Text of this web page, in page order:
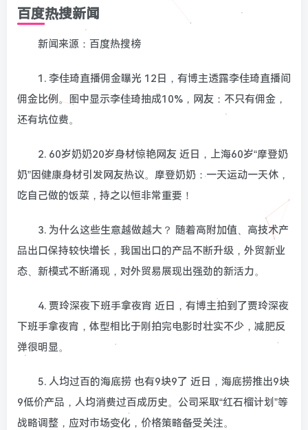
百度热搜新闻
新闻来源：百度热搜榜
1. 李佳琦直播佣金曝光 12日，有博主透露李佳琦直播间
佣金比例。图中显示李佳琦抽成10%，网友：不只有佣金，
还有坑位费。
2. 60岁奶奶20岁身材惊艳网友 近日，上海60岁“摩登奶
奶”因健康身材引发网友热议。摩登奶奶：一天运动一天休，
吃自己做的饭菜，持之以恒非常重要！
3. 为什么这些生意越做越大？ 随着高附加值、高技术产
品出口保持较快增长，我国出口的产品不断升级，外贸新业
态、新模式不断涌现，对外贸易展现出强劲的新活力。
4. 贾玲深夜下班手拿夜宵 近日，有博主拍到了贾玲深夜
下班手拿夜宵，体型相比于刚拍完电影时壮实不少，减肥反
弹很明显。
5. 人均过百的海底捞 也有9块9了 近日，海底捞推出9块
9低价产品，人均消费过百成历史。公司采取“红石榴计划”等
战略调整，应对市场变化，价格策略备受关注。